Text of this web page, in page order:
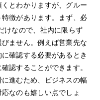
とわかりますが、グルー
徴があります。まず、必
けなので、社内に限らず
ません。例えば営業先な
確認する必要があるとき
認することができます。
進むため、ビジネスの幅
なのも嬉しい点でしょ